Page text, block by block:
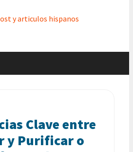
y articulos hispanos
Clave entre
y Purificar o